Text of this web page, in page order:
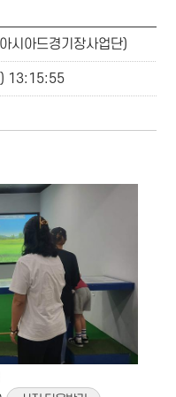
시아드경기장사업단)
13:15:55